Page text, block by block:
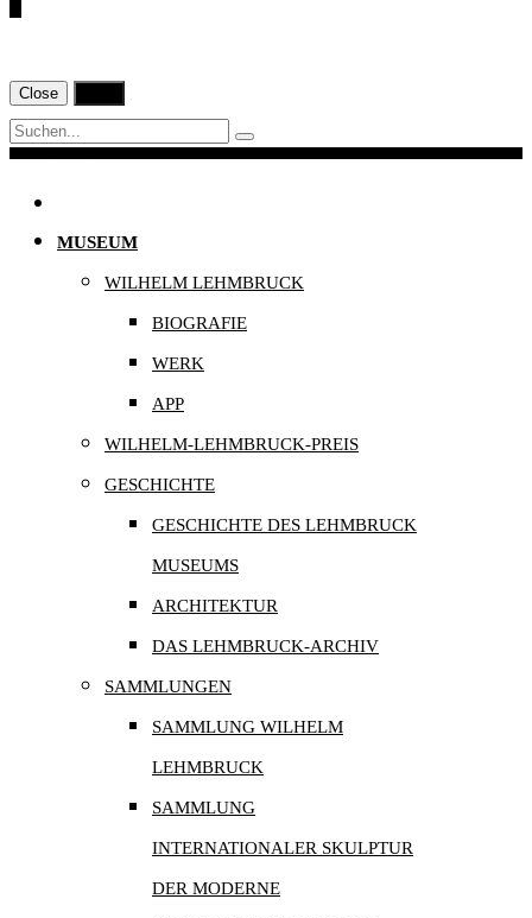
Close
Navigation
MUSEUM
WILHELM LEHMBRUCK
BIOGRAFIE
WERK
APP
WILHELM-LEHMBRUCK-PREIS
GESCHICHTE
GESCHICHTE DES LEHMBRUCK
MUSEUMS
ARCHITEKTUR
DAS LEHMBRUCK-ARCHIV
SAMMLUNGEN
SAMMLUNG WILHELM
LEHMBRUCK
SAMMLUNG
INTERNATIONALER SKULPTUR
DER MODERNE